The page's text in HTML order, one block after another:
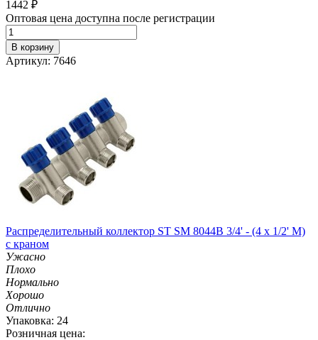
1442 ₽
Оптовая цена доступна после регистрации
В корзину
Артикул: 7646
Распределительный коллектор ST SM 8044B 3/4' - (4 x 1/2' M)
с краном
Ужасно
Плохо
Нормально
Хорошо
Отлично
Упаковка: 24
Розничная цена: